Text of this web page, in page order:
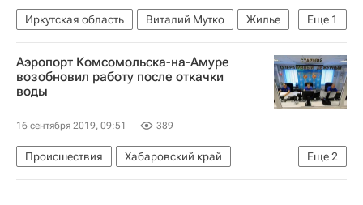
Арбитражный суд г. Москвы
Суды
Долги
Россия
Еще 1
Иркутская область Виталий Мутко
Жилье
Паводок в Иркутской области
Аэропорт Комсомольска-на-Амуре
возобновил работу после откачки
воды
16 сентября 2019, 09:51 389
Еще2
Происшествия
Хабаровский край
Комсомольск-на-Амуре